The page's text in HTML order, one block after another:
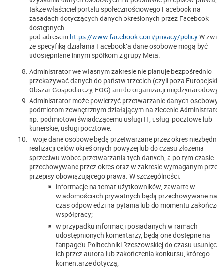
także właściciel portalu społecznościowego Facebook na
zasadach dotyczących danych określonych przez Facebook
dostępnych
pod adresem https://www.facebook.com/privacy/policyW
ze specyfiką działania Facebook’a dane osobowe mogą być
udostępniane innym spółkom z grupy Meta.
Administrator we własnym zakresie nie planuje bezpośrednio
przekazywać danych do państw trzecich (czyli poza Europejski
Obszar Gospodarczy, EOG) ani do organizacji
Administrator może powierzyć przetwarzanie danych
podmiotom zewnętrznym działającym na zlecenie
np. podmiotowi świadczącemu usługi IT, usługi pocztowe lub
kurierskie, usługi pocztowe.
Twoje dane osobowe będą przetwarzane przez okres
realizacji celów określonych powyżej lub do czasu złożenia
sprzeciwu wobec przetwarzania tych danych, a po tym czasie
przechowywane przez okres oraz w zakresie wymaganym
przepisy obowiązującego prawa. W szczególności:
informacje na temat użytkowników, zawarte w
wiadomościach prywatnych będą przechowywane na
czas odpowiedzi na pytania lub do momentu
współpracy;
w przypadku informacji posiadanych w ramach
udostępnionych komentarzy, będą one dostępne na
fanpage’u Politechniki Rzeszowskiej do czasu
ich przez autora lub zakończenia konkursu, którego
komentarze dotyczą;